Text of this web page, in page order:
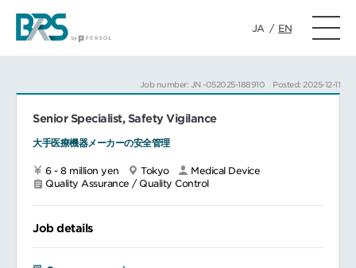
JA / EN
Job number: JN -052025-188910 Posted: 2025-12-11
Senior Specialist, Safety Vigilance
大手医療機器メーカーの安全管理
6 - 8 million yen Tokyo
Medical Device
Quality Assurance / Quality Control
Job details